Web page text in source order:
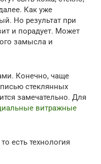
Как уже
Но результат при
и порадует. Может
замысла и
Конечно, чаще
стеклянных
замечательно. Для
витражные
есть технология